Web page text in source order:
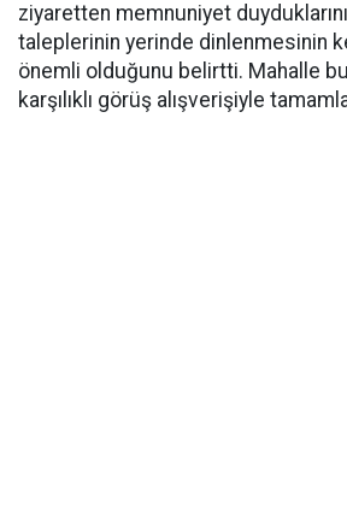
ziyaretten memnuniyet
taleplerinin yerinde dinlenmesinin
önemli olduğunu belirtti. Mahalle
karşılıklı görüş alışverişiyle